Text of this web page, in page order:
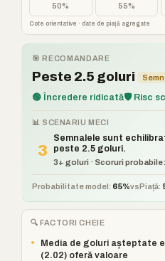
50% 55%
Cote orientative · date de piață agregate
🎯 RECOMANDARE
Peste 2.5 goluri
🟢 Încredere ridicată🛡️ Risc
📊 SCENARIU MECI
3
Semnalele sunt
peste 2.5 goluri.
3+ goluri · Scoruri
Probabilitate model: 65%vsPiață:
🔍 FACTORI CHEIE
•
Media de goluri așteptate
(2.02) oferă valoare